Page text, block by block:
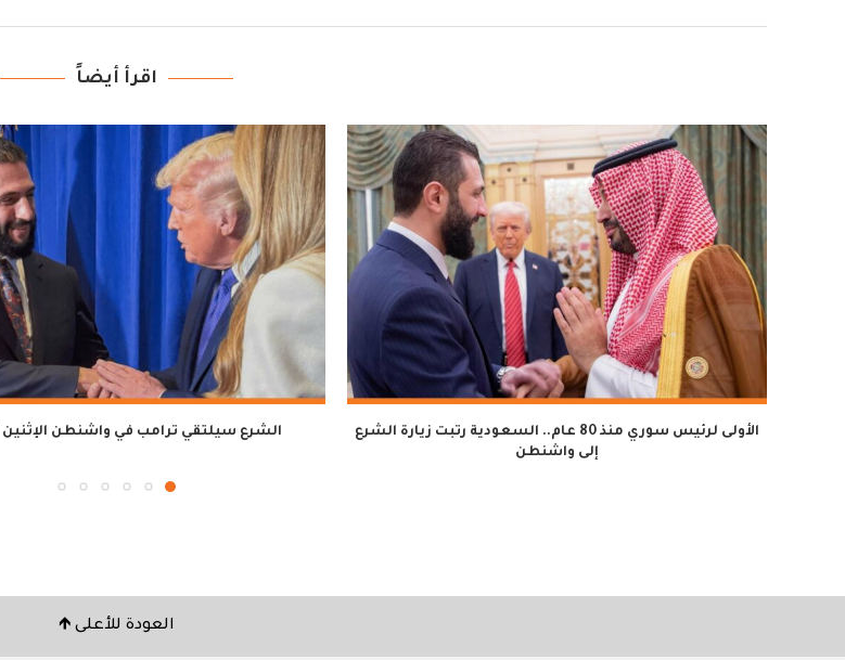
اقرأ أيضاً
الأولى لرئيس سوري منذ 80 عام.. السعودية رتبت زيارة الشرع
إلى واشنطن
الشرع سيلتقي ترامب في واشنطن الإثنين
العودة للأعلى 🡹